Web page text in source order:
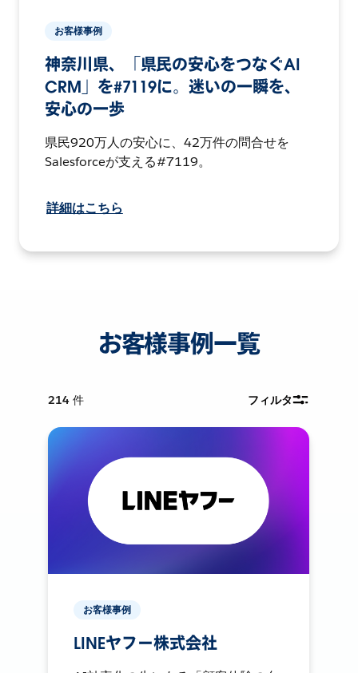
お客様事例
神奈川県、「県民の安心をつなぐAI
CRM」を#7119に。迷いの一瞬を、
安心の一歩
県民920万人の安心に、42万件の問合せを
Salesforceが支える#7119。
詳細はこちら
お客様事例一覧
214 件 フィルタ
お客様事例
LINEヤフー株式会社